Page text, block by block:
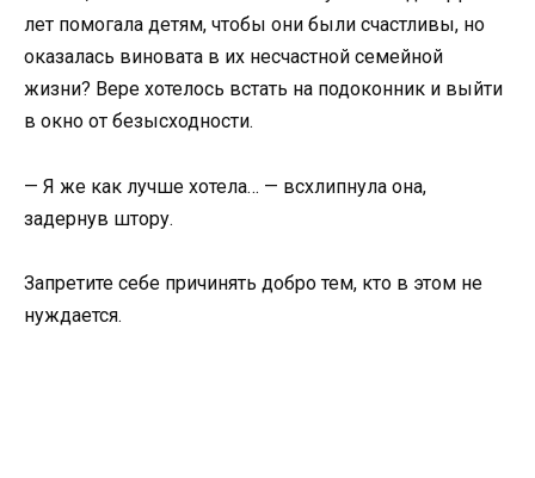
лет помогала детям, чтобы они были счастливы, но
оказалась виновата в их несчастной семейной
жизни? Вере хотелось встать на подоконник и выйти
в окно от безысходности.
— Я же как лучше хотела… — всхлипнула она,
задернув штору.
Запретите себе причинять добро тем, кто в этом не
нуждается.